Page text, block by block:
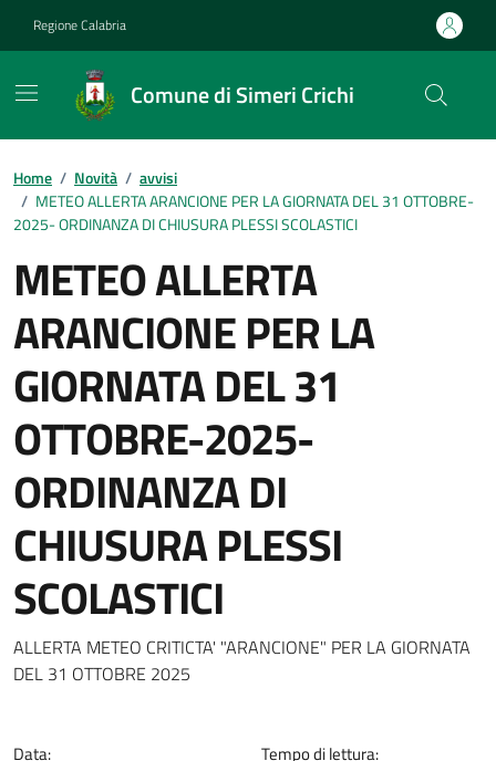
Regione Calabria
Comune di Simeri Crichi
Home / Novità / avvisi
/ METEO ALLERTA ARANCIONE PER LA GIORNATA DEL 31 OTTOBRE-
2025- ORDINANZA DI CHIUSURA PLESSI SCOLASTICI
METEO ALLERTA
ARANCIONE PER LA
GIORNATA DEL 31
OTTOBRE-2025-
ORDINANZA DI
CHIUSURA PLESSI
SCOLASTICI
Dettagli della notizia
ALLERTA METEO CRITICTA' "ARANCIONE" PER LA GIORNATA
DEL 31 OTTOBRE 2025
Data: Tempo di lettura: